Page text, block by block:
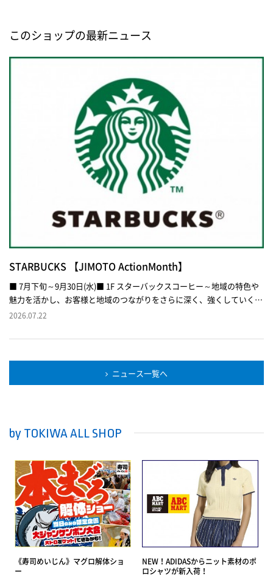
このショップの最新ニュース
STARBUCKS 【JIMOTO ActionMonth】
■ 7月下旬～9月30日(水)■ 1F スターバックスコーヒー～地域の特色や
魅力を活かし、お客様と地域のつながりをさらに深く、強くしていく活
動を実施します～① JIMOTO MAPと芸術緑丘高校生徒様の作品展示期
魅力を紹介します。さらに、高校生の皆様の、エネルギー溢れる作品を
ーヒーの未来、環境勉強会～夏休み期間中、お子様にスターバックスで
1回：リサイクル ＆ キッズバリスタ体験 ～地球環境とごみ問題～＞の
2026.07.22
ニュース一覧へ
by TOKIWA ALL SHOP
《寿司めいじん》マグロ解体ショ
ー
NEW！ADIDASからニット素材のポ
ロシャツが新入荷！